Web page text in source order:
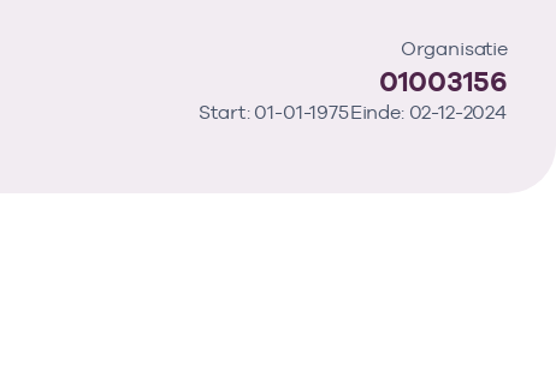
Organisatie
01003156
Start: 01-01-1975Einde: 02-12-2024